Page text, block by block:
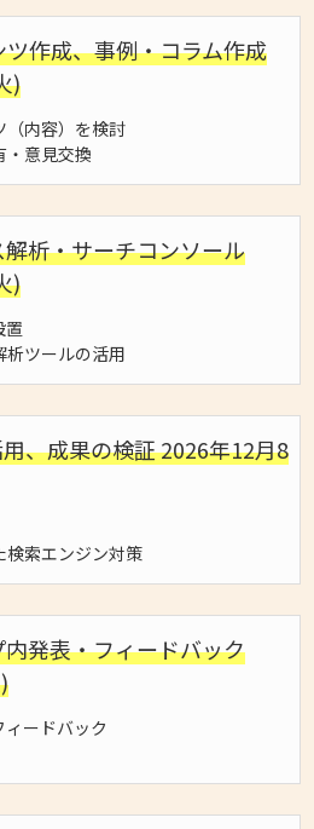
作成、事例・コラム作成
)
（内容）を検討
・意見交換
析・サーチコンソール
)
置
析ツールの活用
、成果の検証 2026年12月8
検索エンジン対策
発表・フィードバック
ィードバック